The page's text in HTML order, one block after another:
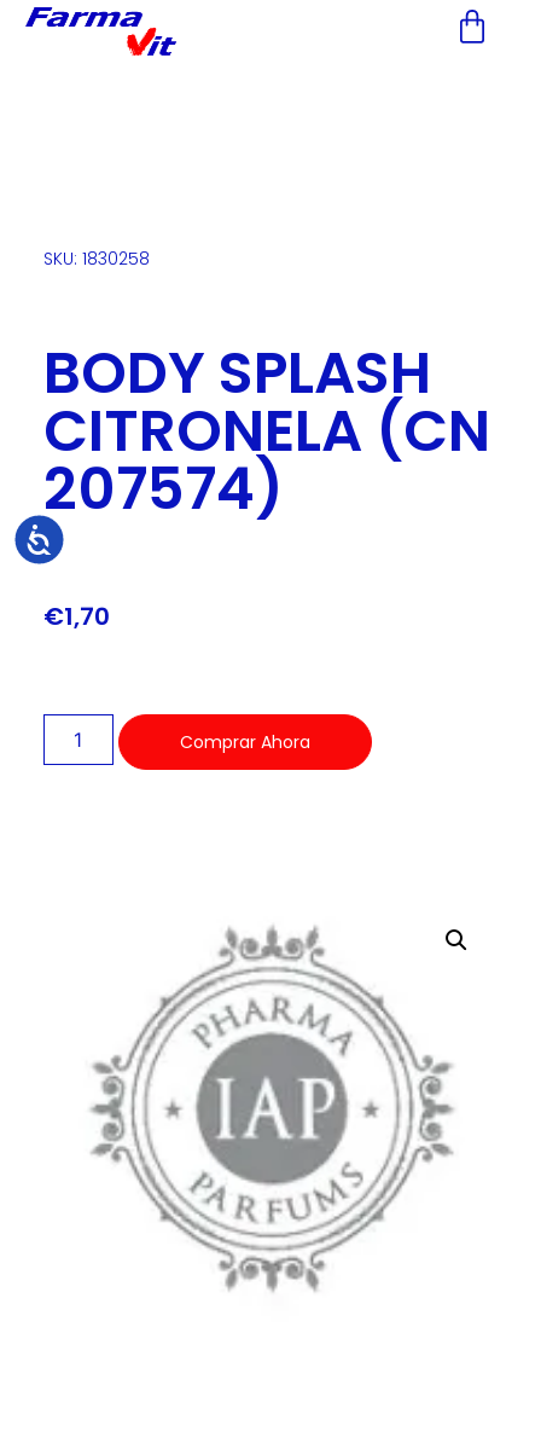
Nota:
accesibilidad.
Accesibilidad
SKU: 1830258
BODY SPLASH
CITRONELA (CN
207574)
€1,70
Comprar Ahora